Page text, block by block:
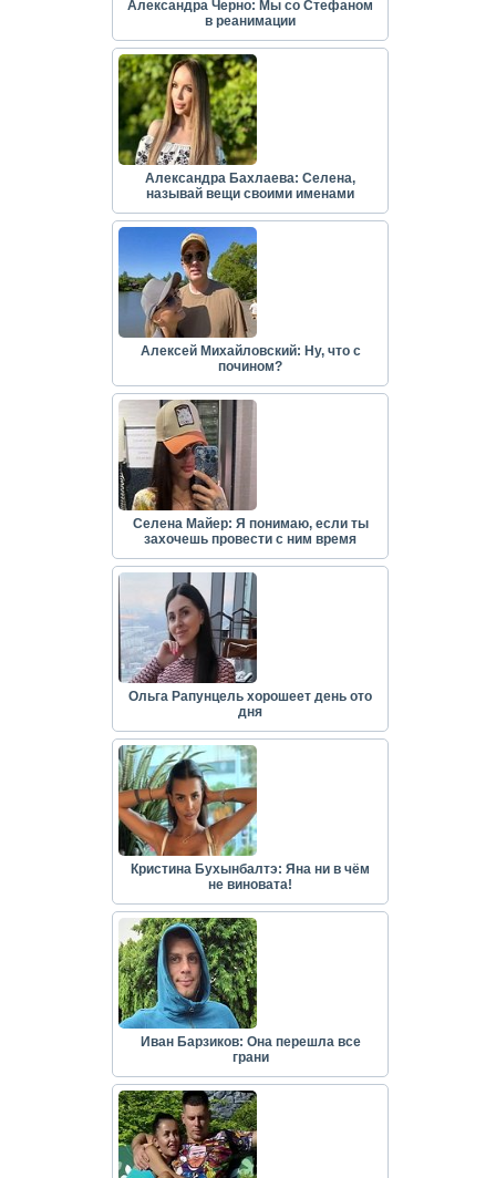
Александра Черно: Мы со Стефаном
в реанимации
Александра Бахлаева: Селена,
называй вещи своими именами
Алексей Михайловский: Ну, что с
почином?
Селена Майер: Я понимаю, если ты
захочешь провести с ним время
Ольга Рапунцель хорошеет день ото
дня
Кристина Бухынбалтэ: Яна ни в чём
не виновата!
Иван Барзиков: Она перешла все
грани